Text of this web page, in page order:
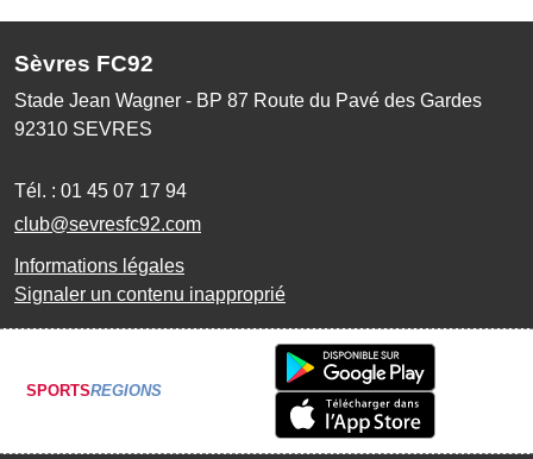
Sèvres FC92
Stade Jean Wagner - BP 87 Route du Pavé des Gardes
92310 SEVRES
Tél. : 01 45 07 17 94
club@sevresfc92.com
Informations légales
Signaler un contenu inapproprié
SPORTSREGIONS